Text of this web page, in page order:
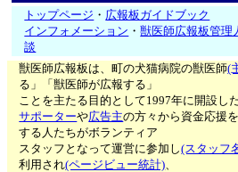
トップページ ・ 広報板ガイドブック
インフォメーション ・獣医師広報板管理
談
獣医師広報板は、町の犬猫病院の獣医師(
る」「獣医師が広報する」
ことを主たる目的として1997年に開設し
サポーターや広告主の方々から資金応援
する人たちがボランティア
スタッフとなって運営に参加し(スタッフ
利用され(ページビュー統計)、